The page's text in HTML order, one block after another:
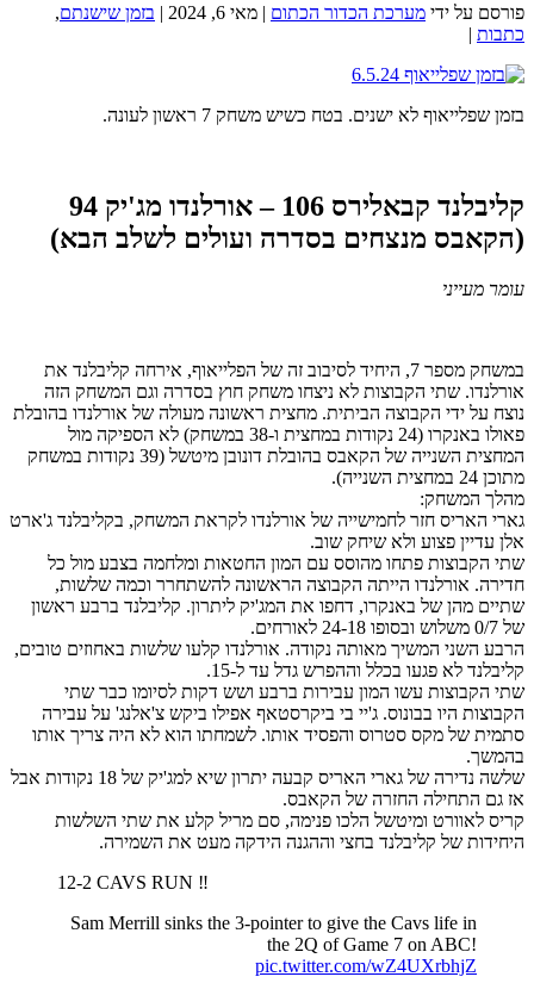
פורסם על ידי מערכת הכדור הכתום | מאי 6, 2024 | בזמן שישנתם,
כתבות |
בזמן שפלייאוף לא ישנים. בטח כשיש משחק 7 ראשון לעונה.
קליבלנד קבאלירס 106 – אורלנדו מג'יק 94
(הקאבס מנצחים בסדרה ועולים לשלב הבא)
עומר מעייני
במשחק מספר 7, היחיד לסיבוב זה של הפלייאוף, אירחה קליבלנד את
אורלנדו. שתי הקבוצות לא ניצחו משחק חוץ בסדרה וגם המשחק הזה
נוצח על ידי הקבוצה הביתית. מחצית ראשונה מעולה של אורלנדו בהובלת
פאולו באנקרו (24 נקודות במחצית ו-38 במשחק) לא הספיקה מול
המחצית השנייה של הקאבס בהובלת דונובן מיטשל (39 נקודות במשחק
מתוכן 24 במחצית השנייה).
מהלך המשחק:
גארי האריס חזר לחמישייה של אורלנדו לקראת המשחק, בקליבלנד ג'ארט
אלן עדיין פצוע ולא שיחק שוב.
שתי הקבוצות פתחו מהוסס עם המון החטאות ומלחמה בצבע מול כל
חדירה. אורלנדו הייתה הקבוצה הראשונה להשתחרר וכמה שלשות,
שתיים מהן של באנקרו, דחפו את המג'יק ליתרון. קליבלנד ברבע ראשון
של 0/7 משלוש ובסופו 24-18 לאורחים.
הרבע השני המשיך מאותה נקודה. אורלנדו קלעו שלשות באחוזים טובים,
קליבלנד לא פגעו בכלל וההפרש גדל עד ל-15.
שתי הקבוצות עשו המון עבירות ברבע ושש דקות לסיומו כבר שתי
הקבוצות היו בבונוס. ג'יי בי ביקרסטאף אפילו ביקש צ'אלנג' על עבירה
סתמית של מקס סטרוס והפסיד אותו. לשמחתו הוא לא היה צריך אותו
בהמשך.
שלשה נדירה של גארי האריס קבעה יתרון שיא למג'יק של 18 נקודות אבל
אז גם התחילה החזרה של הקאבס.
קריס לאוורט ומיטשל הלכו פנימה, סם מריל קלע את שתי השלשות
היחידות של קליבלנד בחצי וההגנה הידקה מעט את השמירה.
12-2 CAVS RUN ‼️
Sam Merrill sinks the 3-pointer to give the Cavs life in
the 2Q of Game 7 on ABC!
pic.twitter.com/wZ4UXrbhjZ